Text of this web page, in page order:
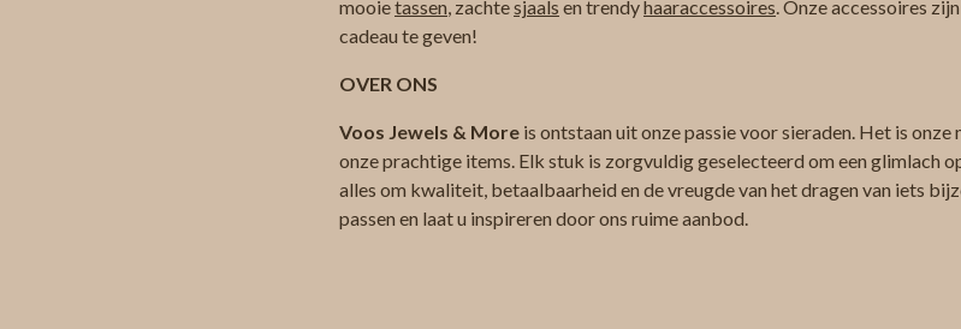
mooietassen, zachtesjaals en trendyhaaraccessoires. Onze accessoires
cadeau te geven!
OVER ONS
Voos Jewels & More is ontstaan uit onze passie voor sieraden. Het is
onze prachtige items. Elk stuk is zorgvuldig geselecteerd om een glimlach
alles om kwaliteit, betaalbaarheid en de vreugde van het dragen van iets
passen en laat u inspireren door ons ruime aanbod.